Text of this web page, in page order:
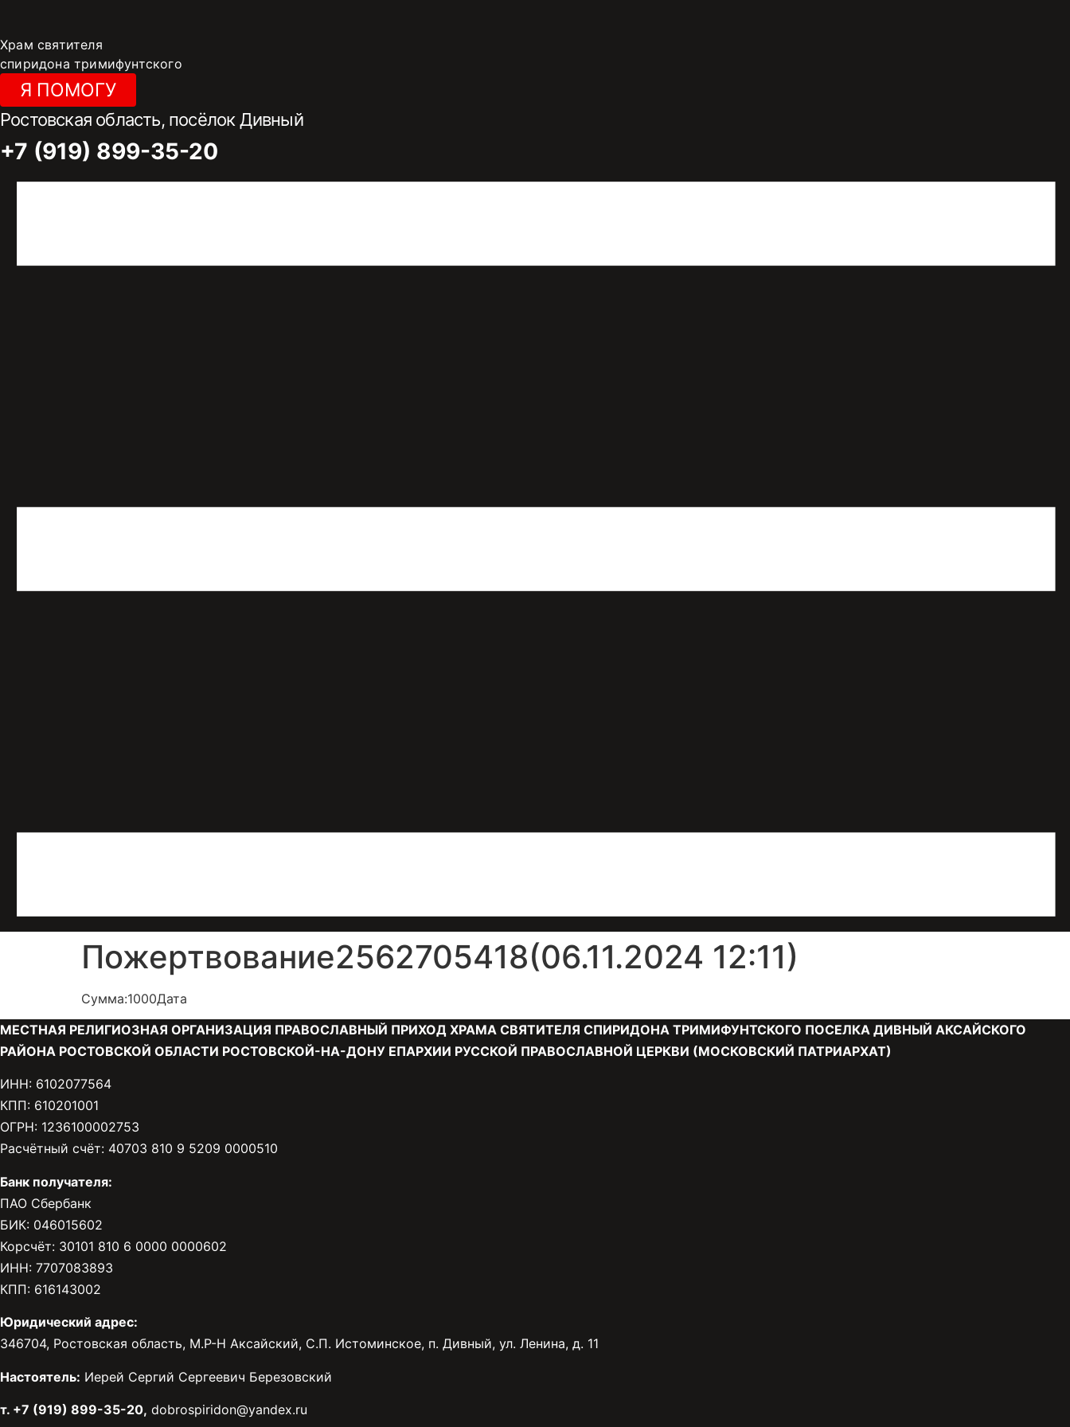
содержимому
Храм святителя
спиридона тримифунтского
Я ПОМОГУ
Ростовская область, посёлок Дивный
+7 (919) 899-35-20
Пожертвование2562705418(06.11.2024 12:11)
Сумма:1000Дата
МЕСТНАЯ РЕЛИГИОЗНАЯ ОРГАНИЗАЦИЯ ПРАВОСЛАВНЫЙ ПРИХОД ХРАМА СВЯТИТЕЛЯ СПИРИДОНА ТРИМИФУНТСКОГО ПОСЕЛКА ДИВНЫЙ АКСАЙСКОГО
РАЙОНА РОСТОВСКОЙ ОБЛАСТИ РОСТОВСКОЙ-НА-ДОНУ ЕПАРХИИ РУССКОЙ ПРАВОСЛАВНОЙ ЦЕРКВИ (МОСКОВСКИЙ ПАТРИАРХАТ)
ИНН: 6102077564
КПП: 610201001
ОГРН: 1236100002753
Расчётный счёт: 40703 810 9 5209 0000510
Банк получателя:
ПАО Сбербанк
БИК: 046015602
Корсчёт: 30101 810 6 0000 0000602
ИНН: 7707083893
КПП: 616143002
Юридический адрес:
346704, Ростовская область, М.Р-Н Аксайский, С.П. Истоминское, п. Дивный, ул. Ленина, д. 11
Настоятель: Иерей Сергий Сергеевич Березовский
т. +7 (919) 899-35-20, dobrospiridon@yandex.ru